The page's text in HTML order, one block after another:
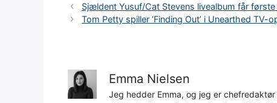
Sjældent Yusuf/Cat Stevens livealbum får første
Tom Petty spiller ‘Finding Out’ i Unearthed TV-
Emma Nielsen
Jeg hedder Emma, og jeg er